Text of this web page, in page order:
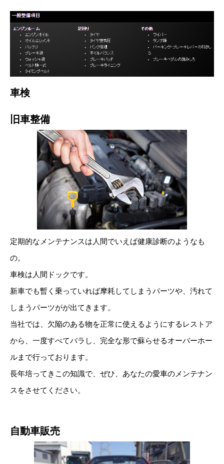
車検
旧車整備
定期的なメンテナンスは人間でいえば健康診断のようなも
の。
車検は人間ドックです。
新車でも暫く乗っていれば摩耗してしまうパーツや、汚れて
しまうパーツがが出てきます。
当社では、欠陥のある物を正常に使えるようにするレストア
から、一度すべてバラし、完全な形で蘇らせるオーバーホー
ルまで行っております。
長年培ってきこの知識で、ぜひ、あなたの愛車のメンテナン
スをさせてください。
自動車販売